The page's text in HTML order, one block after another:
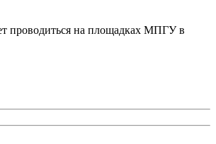
проводиться на площадках МПГУ в